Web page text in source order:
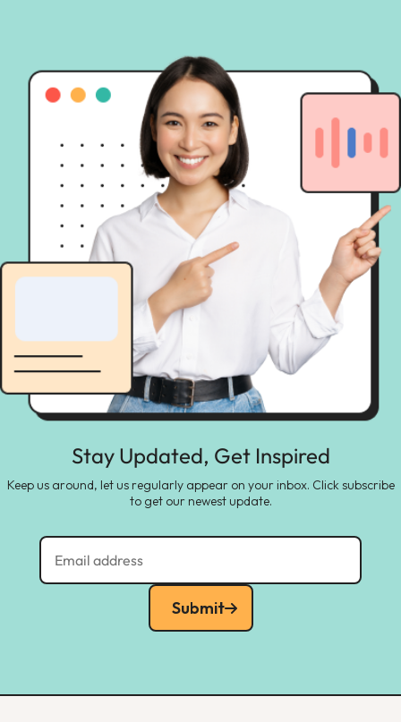
Stay Updated, Get Inspired
Keep us around, let us regularly appear on your inbox. Click subscribe
to get our newest update.
Submit